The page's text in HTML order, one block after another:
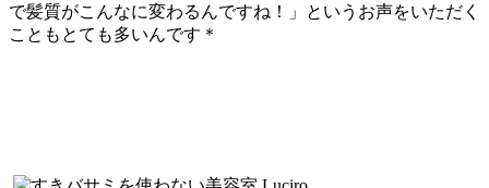
で髪質がこんなに変わるんですね！」というお声をいただく
こともとても多いんです＊